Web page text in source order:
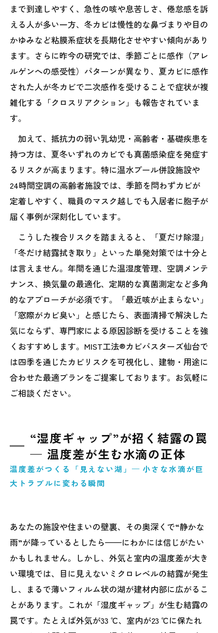
まで到達しやすく、急性の咳や息苦しさ、倦怠感を訴
える人が多い一方、冬カビは慢性的な鼻づまりや目の
かゆみなど粘膜系症状を長期化させやすい傾向があり
ます。さらに昨今の研究では、季節ごとに感作（アレ
ルゲンへの感受性）パターンが異なり、夏カビに感作
された人が冬カビで二次感作を受けることで症状が複
雑化する「クロスリアクション」も報告されていま
す。
加えて、抵抗力の弱い乳幼児・高齢者・基礎疾患を
持つ方は、夏冬いずれのカビでも真菌感染症を発症す
るリスクが高まります。特に温水プール併設施設や
24時間空調の高齢者施設では、季節を問わずカビが
定着しやすく、職員のマスク越しでも入居者に胞子が
届く事例が深刻化しています。
こうした複合リスクを踏まえると、「夏だけ除湿」
「冬だけ結露拭き取り」といった単発対策では十分と
は言えません。年間を通じた温湿度管理、空調メンテ
ナンス、換気量の最適化、定期的な真菌測定など多角
的なアプローチが必須です。「最近咳が止まらない」
「窓際がカビ臭い」と感じたら、表面清掃で解決した
気にならず、専門家による原因診断を受けることを強
くおすすめします。MIST工法®カビバスターズ仙台で
は四季を通じたカビリスクを可視化し、建物・用途に
合わせた最適プランをご提案しております。お気軽に
ご相談ください。
“湿度ギャップ”が招く結露の罠
— 温度差が生む水滴の正体
温度差がつくる「見えない湖」— 小さな水滴が巨
大トラブルに変わる瞬間
あなたの施設や住まいの壁裏、その奥深くで“静かな
雨”が降っているとしたら——にわかには信じがたい
かもしれません。しかし、外気と室内の温度差が大き
い環境では、目に見えないミクロレベルの結露が発生
し、まるで薄いフィルム状の湖が建材内部に広がるこ
とがあります。これが「湿度ギャップ」が生む結露の
罠です。たとえば外気が33 ℃、室内が23 ℃に保たれ